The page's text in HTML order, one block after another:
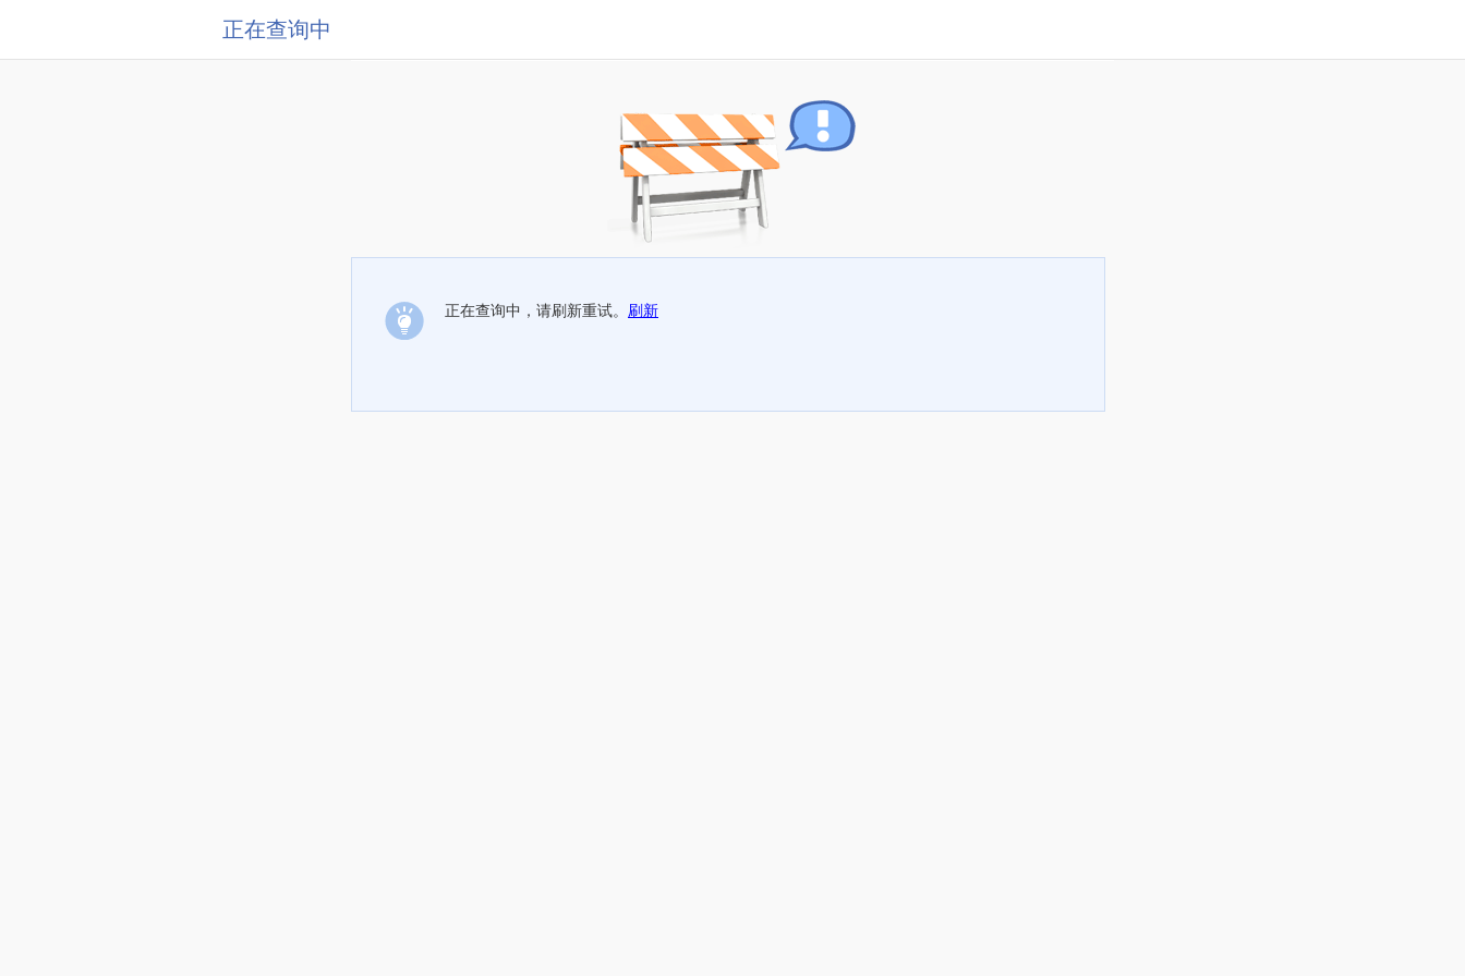
正在查询中
正在查询中，请刷新重试。 刷新